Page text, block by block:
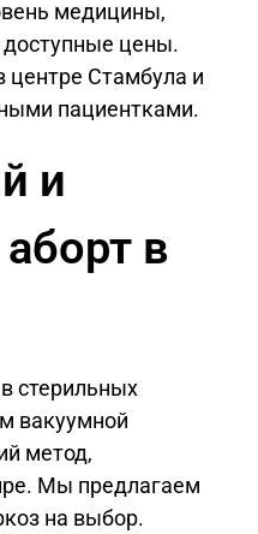
медицины,
цены.
центре Стамбула и
пациентками.
и
в
стерильных
вакуумной
метод,
Мы предлагаем
на выбор.